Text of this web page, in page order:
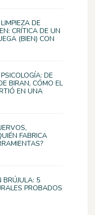
DE
CRÍTICA DE UN
(BIEN) CON
DE
BIRAN, CÓMO EL
EN UNA
FABRICA
BRÚJULA: 5
PROBADOS